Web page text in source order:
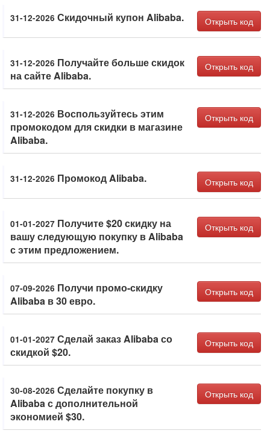
31-12-2026 Скидочный купон Alibaba. Открыть код
31-12-2026 Получайте больше скидок
на сайте Alibaba.
Открыть код
31-12-2026 Воспользуйтесь этим
промокодом для скидки в магазине
Alibaba.
Открыть код
31-12-2026 Промокод Alibaba. Открыть код
01-01-2027 Получите $20 скидку на
вашу следующую покупку в Alibaba
с этим предложением.
Открыть код
07-09-2026 Получи промо-скидку
Alibaba в 30 евро.
Открыть код
01-01-2027 Сделай заказ Alibaba со
скидкой $20.
Открыть код
30-08-2026 Сделайте покупку в
Alibaba с дополнительной
экономией $30.
Открыть код